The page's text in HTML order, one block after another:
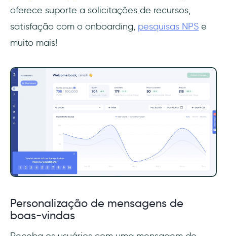
oferece suporte a solicitações de recursos,
satisfação com o onboarding, pesquisas NPS e
muito mais!
Personalização de mensagens de
boas-vindas